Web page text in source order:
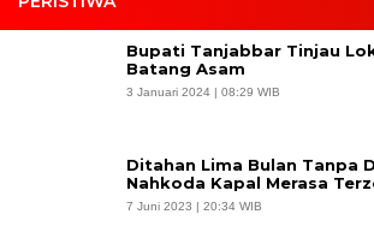
Bupati Tanjabbar Tinjau
Batang Asam
3 Januari 2024 | 08:29 WIB
Ditahan Lima Bulan Tanpa
Nahkoda Kapal Merasa
7 Juni 2023 | 20:34 WIB